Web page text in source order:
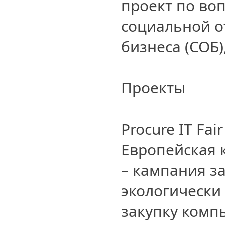
проект по
социальной
бизнеса
Проекты
Procure IT Fair
Европейская
– кампания
закупку